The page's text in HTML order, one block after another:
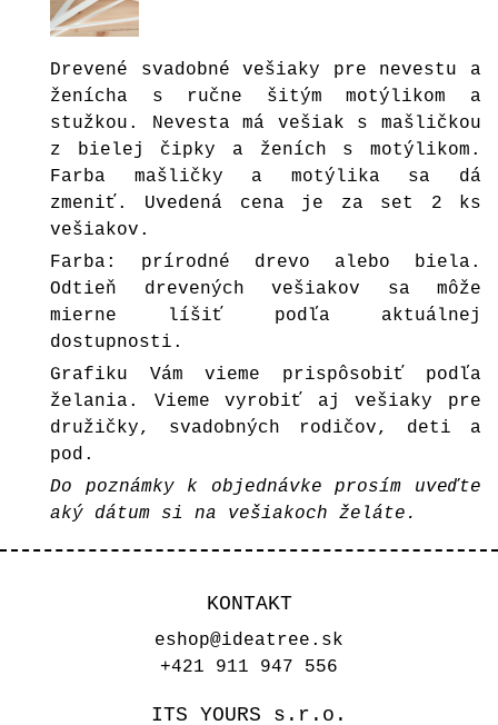
Drevené svadobné vešiaky pre nevestu a
ženícha s ručne šitým motýlikom a
stužkou. Nevesta má vešiak s mašličkou
z bielej čipky a ženích s motýlikom.
Farba mašličky a motýlika sa dá
zmeniť. Uvedená cena je za set 2 ks
vešiakov.
Farba: prírodné drevo alebo biela.
Odtieň drevených vešiakov sa môže
mierne líšiť podľa aktuálnej
dostupnosti.
Grafiku Vám vieme prispôsobiť podľa
želania. Vieme vyrobiť aj vešiaky pre
družičky, svadobných rodičov, deti a
pod.
Do poznámky k objednávke prosím uveďte
aký dátum si na vešiakoch želáte.
KONTAKT
eshop@ideatree.sk
+421 911 947 556
ITS YOURS s.r.o.